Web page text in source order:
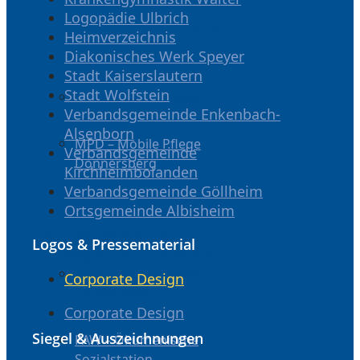
Ambulante Pflege
Albisheim /
Donnersbergkreis
MPD – Mobile Pflege
Donnersberg
MPD – Mobile Pflege
Donnersberg
Kaiserslautern und
Umgebung
VG Enkenbach und
umliegende Ortschaften
PAW – Ökumenische
Sozialstation
Kaiserslautern
PAW – Ökumenische
Logopädie Ulbrich
Heimverzeichnis
Diakonisches Werk Speyer
Stadt Kaiserslautern
Stadt Wolfstein
Verbandsgemeinde Enkenbach-
Alsenborn
Verbandsgemeinde
Kirchheimbolanden
Verbandsgemeinde Göllheim
Ortsgemeinde Albisheim
Logos & Pressematerial
Corporate Design
Corporate Design
Siegel & Auszeichnungen